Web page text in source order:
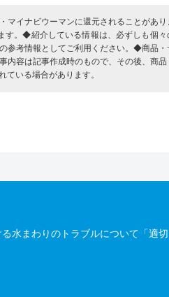
マイナビウーマンに還元されることがあ
す。◆紹介している情報は、必ずしも個々
参考情報としてご利用ください。◆商品・
容は記事作成時のもので、その後、商品
いる場合があります。
水まわりのトラブルについて「適